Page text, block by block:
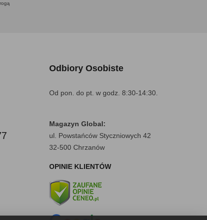
Odbiory Osobiste
Od pon. do pt. w godz. 8:30-14:30.
Magazyn Global:
ul. Powstańców Styczniowych 42
32-500 Chrzanów
OPINIE KLIENTÓW